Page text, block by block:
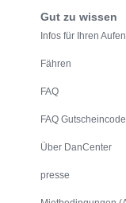
Gut zu wissen
Infos für Ihren
Fähren
FAQ
FAQ Gutscheincode
Über DanCenter
presse